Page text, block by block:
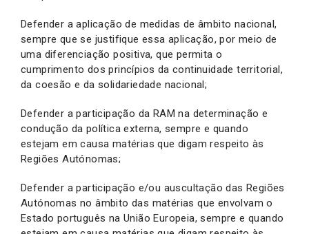
Defender a aplicação de medidas de âmbito nacional,
sempre que se justifique essa aplicação, por meio de
uma diferenciação positiva, que permita o
cumprimento dos princípios da continuidade territorial,
da coesão e da solidariedade nacional;
Defender a participação da RAM na determinação e
condução da política externa, sempre e quando
estejam em causa matérias que digam respeito às
Regiões Autónomas;
Defender a participação e/ou auscultação das Regiões
Autónomas no âmbito das matérias que envolvam o
Estado português na União Europeia, sempre e quando